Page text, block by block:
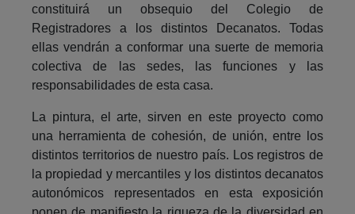
constituirá un obsequio del Colegio de
Registradores a los distintos Decanatos. Todas
ellas vendrán a conformar una suerte de memoria
colectiva de las sedes, las funciones y las
responsabilidades de esta casa.
La pintura, el arte, sirven en este proyecto como
una herramienta de cohesión, de unión, entre los
distintos territorios de nuestro país. Los registros de
la propiedad y mercantiles y los distintos decanatos
autonómicos representados en esta exposición